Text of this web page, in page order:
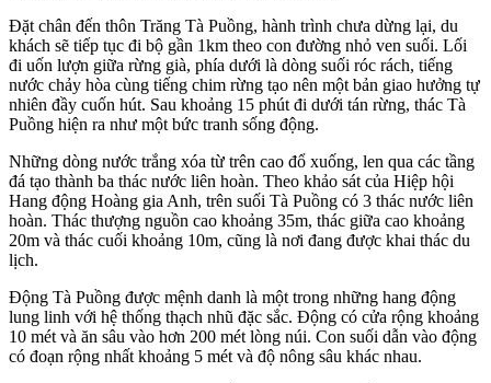
Đặt chân đến thôn Trăng Tà Puồng, hành trình chưa dừng lại, du
khách sẽ tiếp tục đi bộ gần 1km theo con đường nhỏ ven suối. Lối
đi uốn lượn giữa rừng già, phía dưới là dòng suối róc rách, tiếng
nước chảy hòa cùng tiếng chim rừng tạo nên một bản giao hưởng tự
nhiên đầy cuốn hút. Sau khoảng 15 phút đi dưới tán rừng, thác Tà
Puồng hiện ra như một bức tranh sống động.
Những dòng nước trắng xóa từ trên cao đổ xuống, len qua các tầng
đá tạo thành ba thác nước liên hoàn. Theo khảo sát của Hiệp hội
Hang động Hoàng gia Anh, trên suối Tà Puồng có 3 thác nước liên
hoàn. Thác thượng nguồn cao khoảng 35m, thác giữa cao khoảng
20m và thác cuối khoảng 10m, cũng là nơi đang được khai thác du
lịch.
Động Tà Puồng được mệnh danh là một trong những hang động
lung linh với hệ thống thạch nhũ đặc sắc. Động có cửa rộng khoảng
10 mét và ăn sâu vào hơn 200 mét lòng núi. Con suối dẫn vào động
có đoạn rộng nhất khoảng 5 mét và độ nông sâu khác nhau.